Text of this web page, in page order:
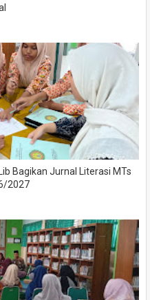
Bagikan Jurnal Literasi MTs
2027